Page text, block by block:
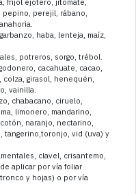
perejil, rábano,
haba, lenteja, maíz,
potreros, sorgo, trébol.
cacahuate, cacao,
colza, girasol, henequén,
vainilla.
chabacano, ciruelo,
limonero, mandarino,
naranjo, nectarino,
tangerino,toronjo, vid (uva) y
clavel, crisantemo,
aplicar por vía foliar
y hojas) o por vía